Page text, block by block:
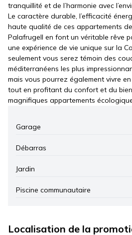
tranquillité et de l’harmonie avec
Le caractère durable, l’efficacité
haute qualité de ces appartements
Palafrugell en font un véritable rêve
une expérience de vie unique sur la
seulement vous serez témoin des
méditerranéens les plus
mais vous pourrez également vivre
tout en profitant du confort et du
magnifiques appartements
Garage
Débarras
Jardin
Piscine communautaire
Localisation de la